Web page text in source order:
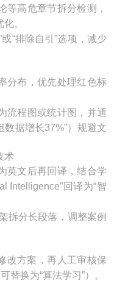
等高危章节拆分检测，
。
“排除自引”选项，减少
分布，优先处理红色标
流程图或统计图，并通
据增长37%”）规避文
术​
英文后再回译，结合学
Intelligence”回译为“智
拆分长段落，调整案例
改方案，再人工审核保
替换为“算法学习”）。